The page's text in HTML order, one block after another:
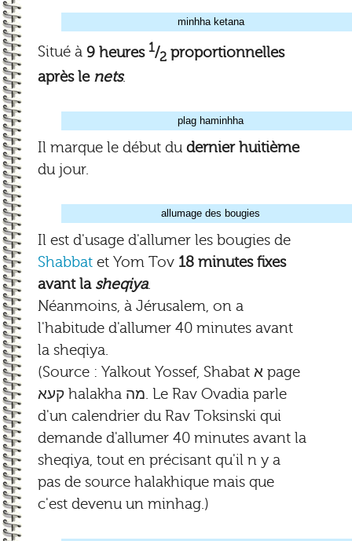
minhha ketana
Situé à9 heures 1/2 proportionnelles
après le nets.
plag haminhha
Il marque le début dudernier huitième
du jour.
allumage des bougies
Il est d'usage d'allumer les bougies de
Shabbat et Yom Tov 18 minutes fixes
avant la sheqiya.
Néanmoins, à Jérusalem, on a
l'habitude d'allumer 40 minutes avant
la sheqiya.
(Source : Yalkout Yossef, Shabat א page
קעא halakha מה. Le Rav Ovadia parle
d'un calendrier du Rav Toksinski qui
demande d'allumer 40 minutes avant la
sheqiya, tout en précisant qu'il n y a
pas de source halakhique mais que
c'est devenu un minhag.)